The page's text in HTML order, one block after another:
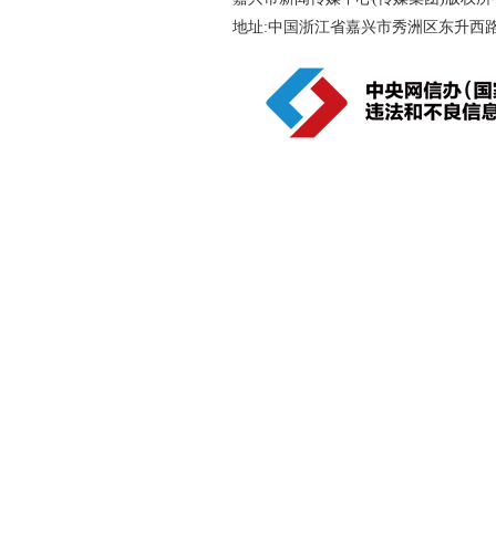
地址:中国浙江省嘉兴市秀洲区东升西